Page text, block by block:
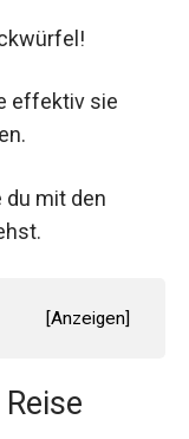
effektiv sie
du mit den
[Anzeigen]